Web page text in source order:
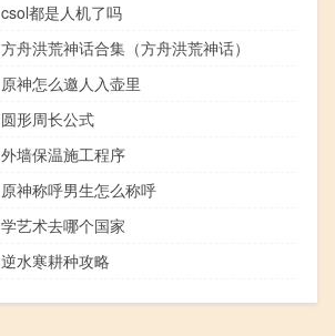
csol都是人机了吗
方舟洪荒神话合集（方舟洪荒神话）
原神怎么邀人入壶里
圆形周长公式
外墙保温施工程序
原神称呼男生怎么称呼
学艺术去哪个国家
逆水寒耕种攻略